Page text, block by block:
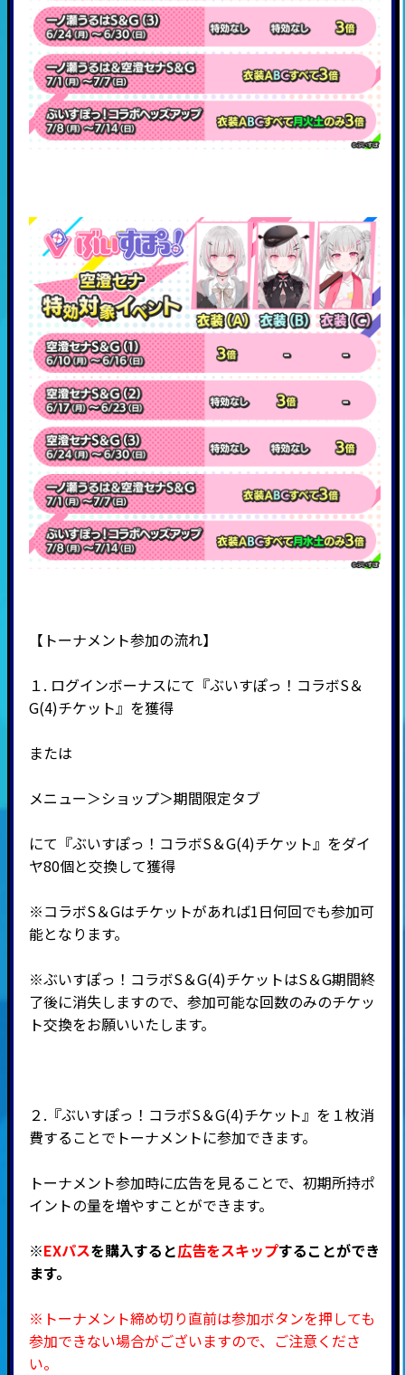
【トーナメント参加の流れ】
１. ログインボーナスにて『ぶいすぽっ！コラボS＆
G(4)チケット』を獲得
または
メニュー＞ショップ＞期間限定タブ
にて『ぶいすぽっ！コラボS＆G(4)チケット』をダイ
ヤ80個と交換して獲得
※コラボS＆Gはチケットがあれば1日何回でも参加可
能となります。
※ぶいすぽっ！コラボS＆G(4)チケットはS＆G期間終
了後に消失しますので、参加可能な回数のみのチケッ
ト交換をお願いいたします。
２.『ぶいすぽっ！コラボS＆G(4)チケット』を１枚消
費することでトーナメントに参加できます。
トーナメント参加時に広告を見ることで、初期所持ポ
イントの量を増やすことができます。
※EXパスを購入すると広告をスキップすることができ
ます。
※トーナメント締め切り直前は参加ボタンを押しても
参加できない場合がございますので、ご注意くださ
い。